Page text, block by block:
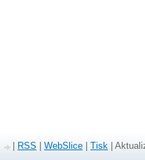
| RSS | WebSlice | Tisk |